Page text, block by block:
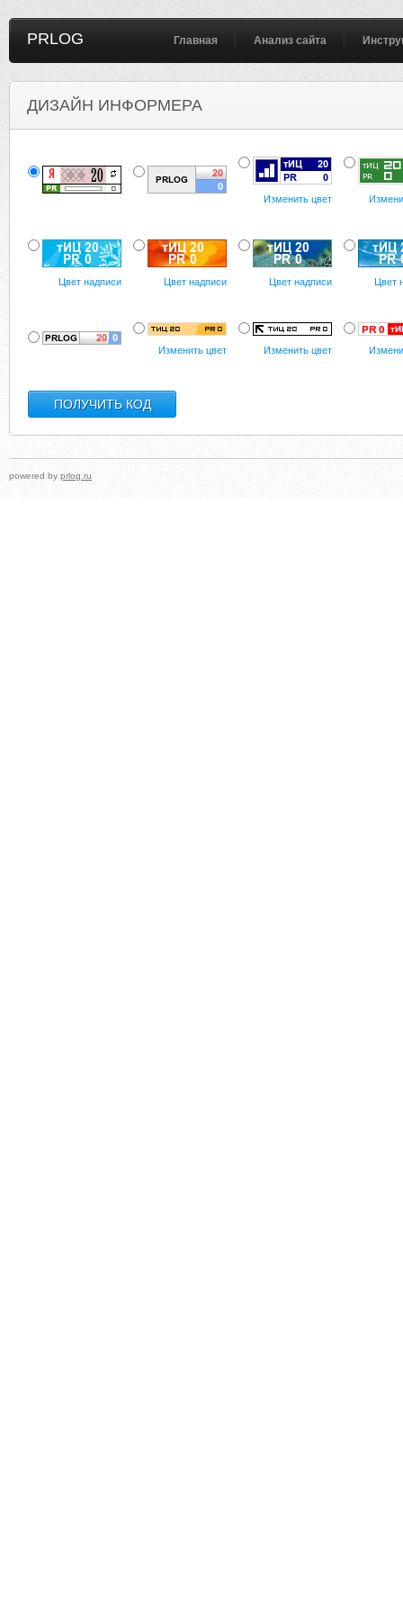
PRLOG Главная Анализ сайта
ДИЗАЙН ИНФОРМЕРА
Изменить цвет
Цвет надписи Цвет надписи Цвет надписи Цвет
Изменить цвет Изменить цвет
powered by prlog.ru